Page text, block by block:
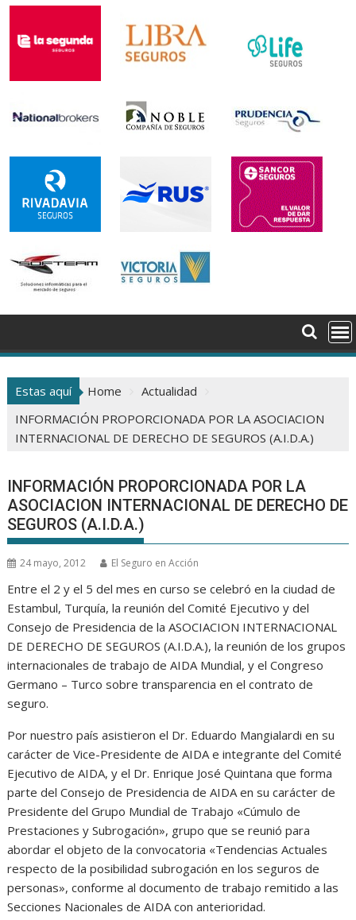
Estas aquí Home
Actualidad
INFORMACIÓN PROPORCIONADA POR LA ASOCIACION
INTERNACIONAL DE DERECHO DE SEGUROS (A.I.D.A.)
INFORMACIÓN PROPORCIONADA POR LA
ASOCIACION INTERNACIONAL DE DERECHO DE
SEGUROS (A.I.D.A.)
24 mayo, 2012 El Seguro en Acción
Entre el 2 y el 5 del mes en curso se celebró en la ciudad de
Estambul, Turquía, la reunión del Comité Ejecutivo y del
Consejo de Presidencia de la ASOCIACION INTERNACIONAL
DE DERECHO DE SEGUROS (A.I.D.A.), la reunión de los grupos
internacionales de trabajo de AIDA Mundial, y el Congreso
Germano – Turco sobre transparencia en el contrato de
seguro.
Por nuestro país asistieron el Dr. Eduardo Mangialardi en su
carácter de Vice-Presidente de AIDA e integrante del Comité
Ejecutivo de AIDA, y el Dr. Enrique José Quintana que forma
parte del Consejo de Presidencia de AIDA en su carácter de
Presidente del Grupo Mundial de Trabajo «Cúmulo de
Prestaciones y Subrogación», grupo que se reunió para
abordar el objeto de la convocatoria «Tendencias Actuales
respecto de la posibilidad subrogación en los seguros de
personas», conforme al documento de trabajo remitido a las
Secciones Nacionales de AIDA con anterioridad.